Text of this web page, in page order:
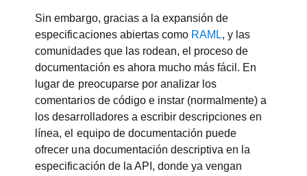
Sin embargo, gracias a la expansión de
especificaciones abiertas como RAML, y las
comunidades que las rodean, el proceso de
documentación es ahora mucho más fácil. En
lugar de preocuparse por analizar los
comentarios de código e instar (normalmente) a
los desarrolladores a escribir descripciones en
línea, el equipo de documentación puede
ofrecer una documentación descriptiva en la
especificación de la API, donde ya vengan